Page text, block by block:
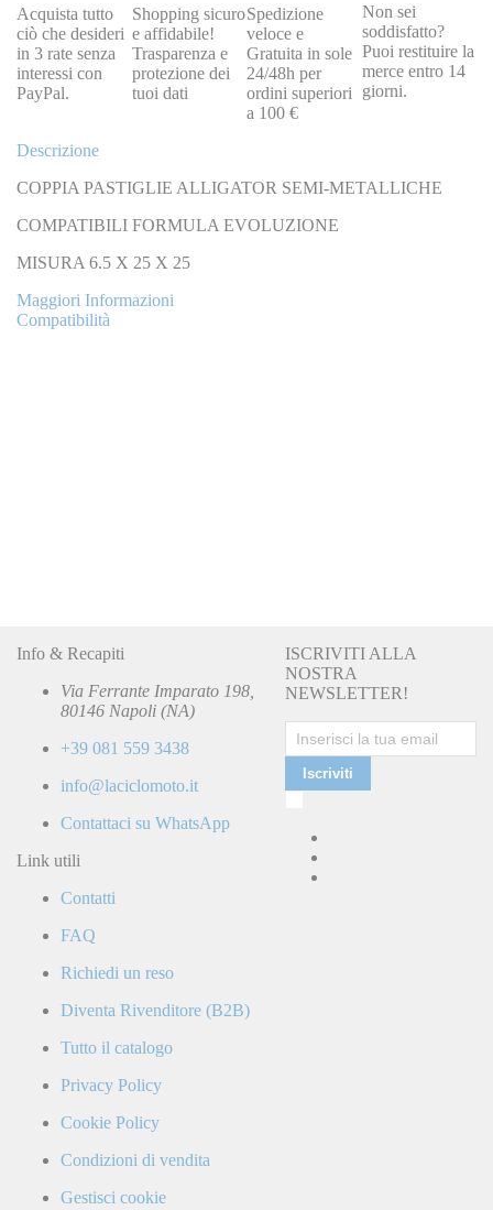
Acquista tutto
ciò che desideri
in 3 rate senza
interessi con
PayPal.
Shopping sicuro
e affidabile!
Trasparenza e
protezione dei
tuoi dati
Spedizione
veloce e
Gratuita in sole
24/48h per
ordini superiori
a 100 €
Non sei
soddisfatto?
Puoi restituire la
merce entro 14
giorni.
Descrizione
COPPIA PASTIGLIE ALLIGATOR SEMI-METALLICHE
COMPATIBILI FORMULA EVOLUZIONE
MISURA 6.5 X 25 X 25
Maggiori Informazioni
Compatibilità
Info & Recapiti
Via Ferrante Imparato 198,
80146 Napoli (NA)
+39 081 559 3438
info@laciclomoto.it
Contattaci su WhatsApp
Link utili
Contatti
FAQ
Richiedi un reso
Diventa Rivenditore (B2B)
Tutto il catalogo
Privacy Policy
Cookie Policy
Condizioni di vendita
Gestisci cookie
ISCRIVITI ALLA
NOSTRA
NEWSLETTER!
Iscriviti
e
accetto
la